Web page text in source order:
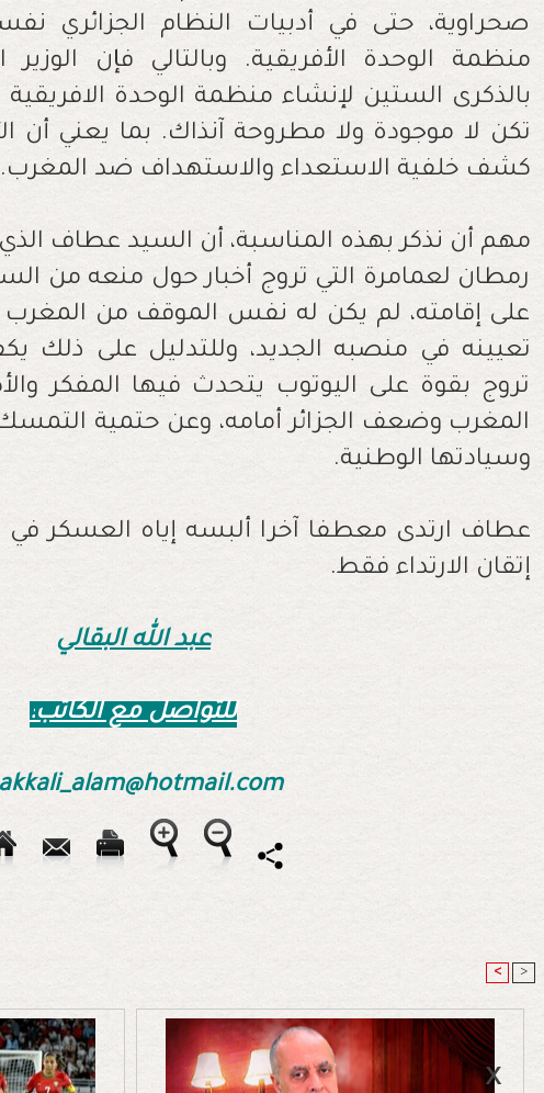
صحراوية، حتى في أدبيات النظام الجزائري
منظمة الوحدة الأفريقية. وبالتالي فإن الوزير
بالذكرى الستين لإنشاء منظمة الوحدة
تكن لا موجودة ولا مطروحة آنذاك. بما يعني أن
كشف خلفية الاستعداء والاستهداف ضد المغرب.
مهم أن نذكر بهذه المناسبة، أن السيد عطاف
رمطان لعمامرة التي تروج أخبار حول منعه من
على إقامته، لم يكن له نفس الموقف من المغرب
تعيينه في منصبه الجديد، وللتدليل على ذلك
تروج بقوة على اليوتوب يتحدث فيها المفكر
المغرب وضعف الجزائر أمامه، وعن حتمية
وسيادتها الوطنية.
عطاف ارتدى معطفا آخرا ألبسه إياه العسكر في
إتقان الارتداء فقط.
عبد الله البقالي
للتواصل مع الكاتب:
< >